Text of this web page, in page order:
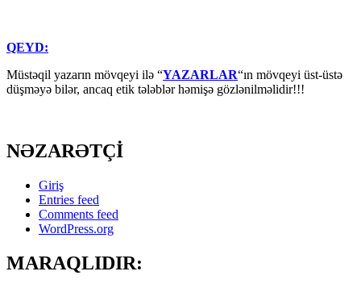
QEYD:
Müstəqil yazarın mövqeyi ilə “YAZARLAR“ın mövqeyi üst-üstə
düşməyə bilər, ancaq etik tələblər həmişə gözlənilməlidir!!!
NƏZARƏTÇİ
Giriş
Entries feed
Comments feed
WordPress.org
MARAQLIDIR: